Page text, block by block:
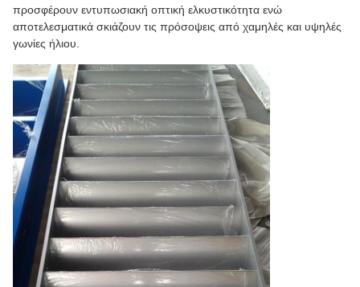
προσφέρουν εντυπωσιακή οπτική ελκυστικότητα ενώ
αποτελεσματικά σκιάζουν τις πρόσοψεις από χαμηλές και υψηλές
γωνίες ήλιου.